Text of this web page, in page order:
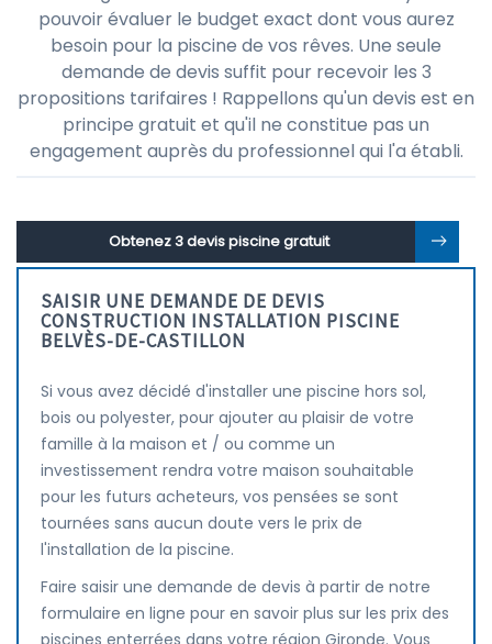
pouvoir évaluer le budget exact dont vous aurez
besoin pour la piscine de vos rêves. Une seule
demande de devis suffit pour recevoir les 3
propositions tarifaires ! Rappellons qu'un devis est en
principe gratuit et qu'il ne constitue pas un
engagement auprès du professionnel qui l'a établi.
Obtenez 3 devis piscine gratuit
SAISIR UNE DEMANDE DE DEVIS
CONSTRUCTION INSTALLATION PISCINE
BELVÈS-DE-CASTILLON
Si vous avez décidé d'installer une piscine hors sol,
bois ou polyester, pour ajouter au plaisir de votre
famille à la maison et / ou comme un
investissement rendra votre maison souhaitable
pour les futurs acheteurs, vos pensées se sont
tournées sans aucun doute vers le prix de
l'installation de la piscine.
Faire saisir une demande de devis à partir de notre
formulaire en ligne pour en savoir plus sur les prix des
piscines enterrées dans votre région Gironde. Vous